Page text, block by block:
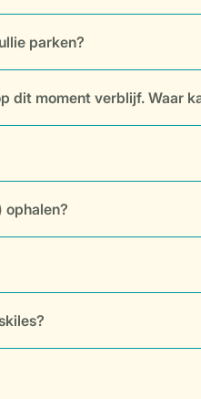
parken?
dit moment verblijf. Waar
ophalen?